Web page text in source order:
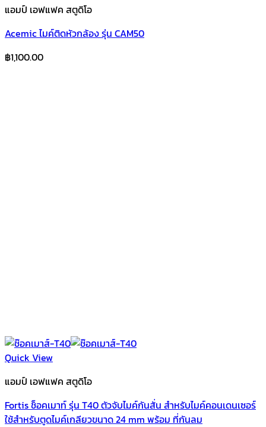
แอมป์ เอฟแฟค สตูดิโอ
Acemic ไมค์ติดหัวกล้อง รุ่น CAM50
฿1,100.00
Quick View
แอมป์ เอฟแฟค สตูดิโอ
Fortis ช็อคเมาท์ รุ่น T40 ตัวจับไมค์กันสั่น สำหรับไมค์คอนเดนเซอร์
ใช้สำหรับตูดไมค์เกลียวขนาด 24 mm พร้อม ที่กันลม